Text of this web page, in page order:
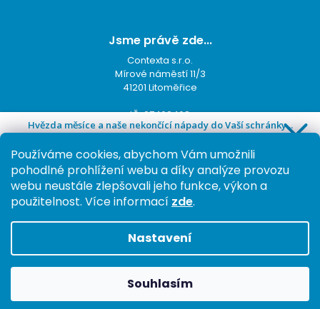
Používáme cookies, abychom Vám umožnili
pohodlné prohlížení webu a díky analýze provozu
webu neustále zlepšovali jeho funkce, výkon a
použitelnost. Více informací zde.
Nastavení
Souhlasím
Jsme právě zde...
Contexta s.r.o.
Mírové náměstí 11/3
41201 Litoměřice
IČ: 07462468
DIČ: CZ07462468
Ať vám už nic neunikne...
Vytvořil
Shoptet,
upravil
Stanovskýmarketing.cz
Contexta. Všechna práva vyhrazena.
Hvězda měsíce a naše nekončící nápady do Vaší schránky...
Přihlásit k odběru